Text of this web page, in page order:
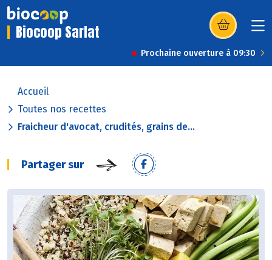
Biocoop Sarlat (s’ouvre dans
Prochaine ouverture à 09:30
Accueil
Toutes nos recettes
Fraicheur d'avocat, crudités, grains de...
Partager sur